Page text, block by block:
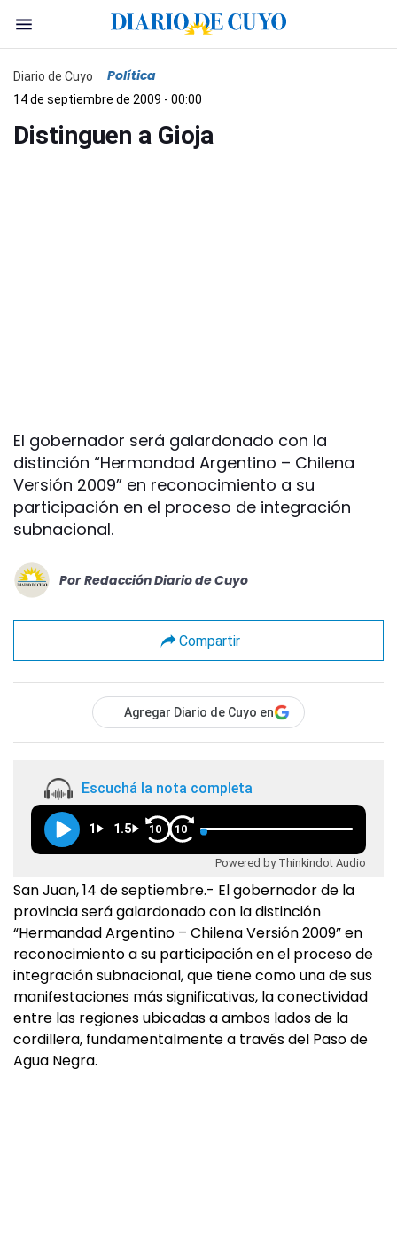
Diario de Cuyo Política
14 de septiembre de 2009 - 00:00
Distinguen a Gioja
El gobernador será galardonado con la
distinción “Hermandad Argentino – Chilena
Versión 2009” en reconocimiento a su
participación en el proceso de integración
subnacional.
Por Redacción Diario de Cuyo
Compartir
Agregar Diario de Cuyo en
Escuchá la nota completa
1 1.5 10 10
Powered by Thinkindot Audio
San Juan, 14 de septiembre.- El gobernador de la
provincia será galardonado con la distinción
“Hermandad Argentino – Chilena Versión 2009” en
reconocimiento a su participación en el proceso de
integración subnacional, que tiene como una de sus
manifestaciones más significativas, la conectividad
entre las regiones ubicadas a ambos lados de la
cordillera, fundamentalmente a través del Paso de
Agua Negra.